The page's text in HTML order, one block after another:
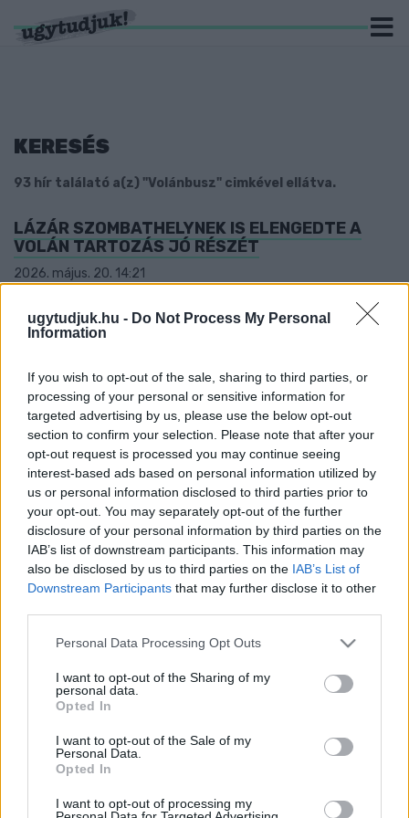
ugytudjuk.hu - Do Not Process My Personal
Information
If you wish to opt-out of the sale, sharing to third parties, or
processing of your personal or sensitive information for
targeted advertising by us, please use the below opt-out
section to confirm your selection. Please note that after your
opt-out request is processed you may continue seeing
interest-based ads based on personal information utilized by
us or personal information disclosed to third parties prior to
your opt-out. You may separately opt-out of the further
disclosure of your personal information by third parties on the
IAB’s list of downstream participants. This information may
also be disclosed by us to third parties on the IAB’s List of
Downstream Participants that may further disclose it to other
Please note that this website/app uses one or more Google
not limited to your visit or usage behaviour. You may click to
grant or deny consent to Google and its third-party tags to
use your data for below specified purposes in below Google
consent section.
Personal Data Processing Opt Outs
I want to opt-out of the Sharing of my
personal data.
Opted In
I want to opt-out of the Sale of my
Personal Data.
Opted In
I want to opt-out of processing my
KERESÉS
93 hír találató a(z) "Volánbusz" cimkével ellátva.
LÁZÁR SZOMBATHELYNEK IS ELENGEDTE A
VOLÁN TARTOZÁS JÓ RÉSZÉT
2026. május. 20. 14:21
400 MILLIÓ FORINTOT SPÓROLT A
MEGÁLLAPODÁSSAL
2025. december. 22. 17:24
Pintér Bence szerint a korábbi kabinet által hátrahagyott
jogvitát sikerült lezárni, miközben a jövőbeni buszos szerződés
ára is csökkent.
700 MILLIÓ FORINT HELYET 380 MILLIÓ
FORINTOT KELL SZOMBATHELYNEK KIFIZETNIE
A VOLÁNNAK
2025. Április. 30. 18:20
Mindezt 8 részletben fizeti ki az önkormányzat.
DÉZSI: LÁZÁR JÁNOS POSZTJÁT A VOLÁNRÓL
Poénnak szánt, komolytalan, „teljesen rossz” bejegyzés volt
2025-BEN KELL MEGFIZETNIE A VÁROSNAK A
KAMPÁNY KEZDETÉVEL KEDVEZMÉNYESSÉ
2024. március. 12. 06:23
A költségeket nem most kell viselni.
A „PANASZIRODÁBAN” LEHET MAJD